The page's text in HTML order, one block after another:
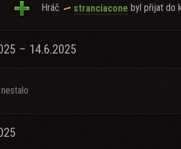
Hráč stranciacone byl přijat do
– 14.6.2025